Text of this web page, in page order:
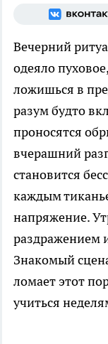
Вечерний
одеяло
ложишься в
разум будто
проносятся
вчерашний
становится
каждым
напряжение.
раздражением
Знакомый
ломает этот
учиться